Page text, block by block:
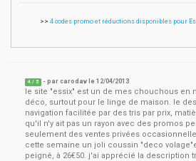
>> 4 codes promo et réductions disponibles pour
4 / 5 - parcarodav le12/04/2013
le site "essix" est un de mes chouchous en
déco, surtout pour le linge de maison. le
navigation facilitée par des tris par prix,
qu'il n'y ait pas un rayon avec des promos
seulement des ventes privées
cette semaine un joli coussin "deco
peigné, à 26€50. j'ai apprécié la description